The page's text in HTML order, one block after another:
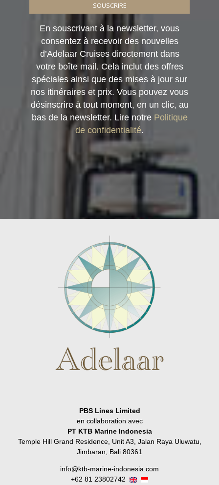
SOUSCRIRE
En souscrivant à la newsletter, vous
consentez à recevoir des nouvelles
d’Adelaar Cruises directement dans
votre boîte mail. Cela inclut des offres
spéciales ainsi que des mises à jour sur
nos itinéraires et prix. Vous pouvez vous
désinscrire à tout moment, en un clic, au
bas de la newsletter. Lire notre Politique
de confidentialité.
PBS Lines Limited
en collaboration avec
PT KTB Marine Indonesia
Temple Hill Grand Residence, Unit A3, Jalan Raya Uluwatu,
Jimbaran, Bali 80361
info@ktb-marine-indonesia.com
+62 81 23802742